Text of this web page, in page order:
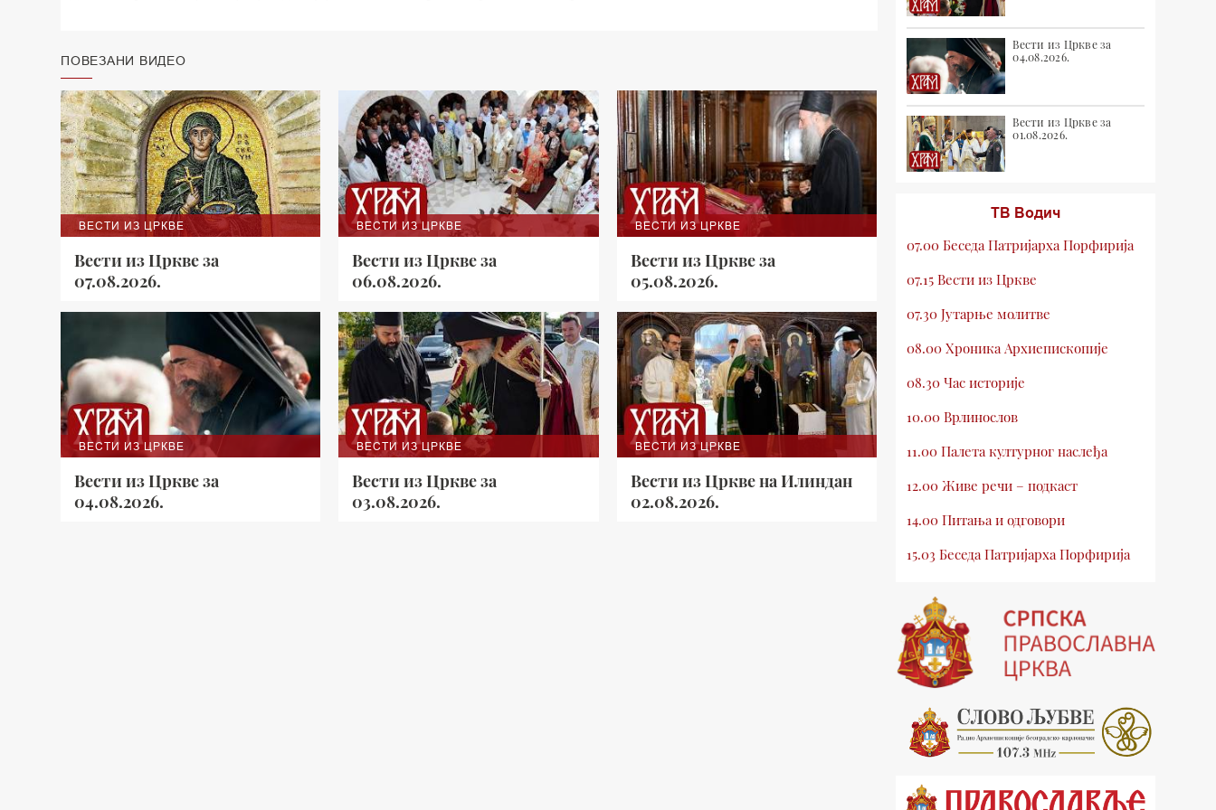
ПОВЕЗАНИ ВИДЕО
ВЕСТИ ИЗ ЦРКВЕ
Вести из Цркве за
07.08.2026.
ВЕСТИ ИЗ ЦРКВЕ
Вести из Цркве за
06.08.2026.
ВЕСТИ ИЗ ЦРКВЕ
Вести из Цркве за
05.08.2026.
ВЕСТИ ИЗ ЦРКВЕ
Вести из Цркве за
04.08.2026.
ВЕСТИ ИЗ ЦРКВЕ
Вести из Цркве за
03.08.2026.
ВЕСТИ ИЗ ЦРКВЕ
Вести из Цркве на Илиндан
02.08.2026.
Вести из Цркве за
04.08.2026.
Вести из Цркве за
01.08.2026.
ТВ Водич
07.00 Беседа Патријарха Порфирија
07.15 Вести из Цркве
07.30 Јутарње молитве
08.00 Хроника Архиепископије
08.30 Час историје
10.00 Врлинослов
11.00 Палета културног наслеђа
12.00 Живе речи – подкаст
14.00 Питања и одговори
15.03 Беседа Патријарха Порфирија
15.30 Млади у Цркви
16.03 Српски јерарси
16.30 Хроника Архиепископије
17.03 Фолклор магазин
17.30 Тврђаве Дунава
18.03 Кроз историју Београда